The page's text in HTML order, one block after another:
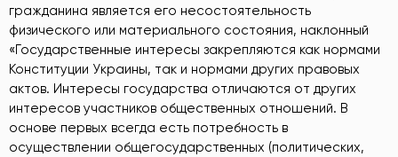
гражданина является его несостоятельность
физического или материального состояния, наклонный
«Государственные интересы закрепляются как нормами
Конституции Украины, так и нормами других правовых
актов. Интересы государства отличаются от других
интересов участников общественных отношений. В
основе первых всегда есть потребность в
осуществлении общегосударственных (политических,